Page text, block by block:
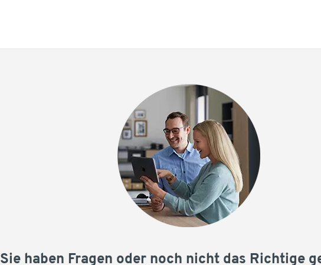
Sie haben Fragen oder noch nicht das Richtige